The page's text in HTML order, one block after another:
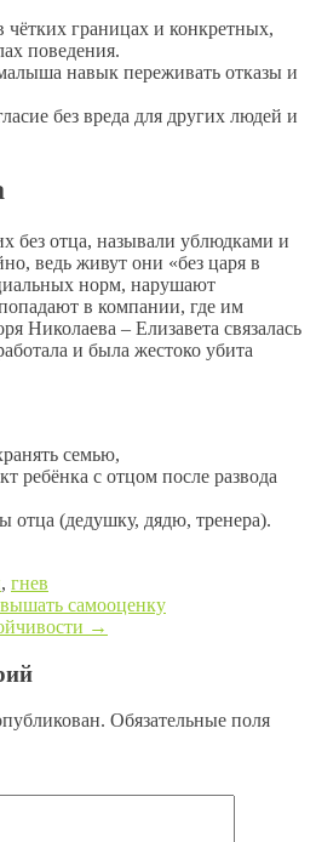
чётких границах и конкретных,
поведения.
навык переживать отказы и
без вреда для других людей и
без отца, называли ублюдками и
ведь живут они «без царя в
норм, нарушают
в компании, где им
Николаева – Елизавета связалась
и была жестоко убита
семью,
ребёнка с отцом после развода
отца (дедушку, дядю, тренера).
, гнев
самооценку
→
Обязательные поля